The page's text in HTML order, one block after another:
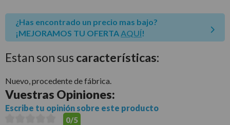
¿Has encontrado un precio mas bajo?
¡MEJORAMOS TU OFERTA AQUÍ!
Estan son sus características:
Nuevo, procedente de fábrica.
Vuestras Opiniones:
Escribe tu opinión sobre este producto
0/5